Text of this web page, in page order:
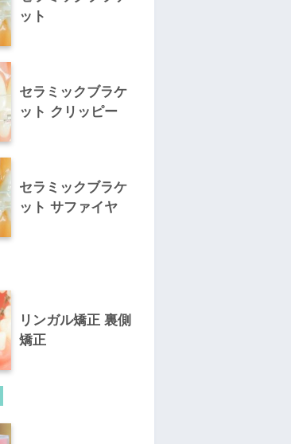
ット
セラミックブラケ
ット クリッピー
セラミックブラケ
ット サファイヤ
リンガル矯正 裏側
矯正